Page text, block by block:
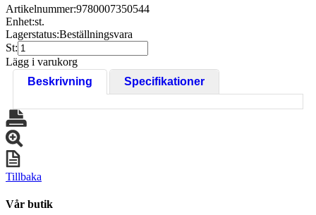
Artikelnummer:9780007350544
Enhet:st.
Lagerstatus:Beställningsvara
St:
Lägg i varukorg
Beskrivning
Specifikationer
Tillbaka
Vår butik